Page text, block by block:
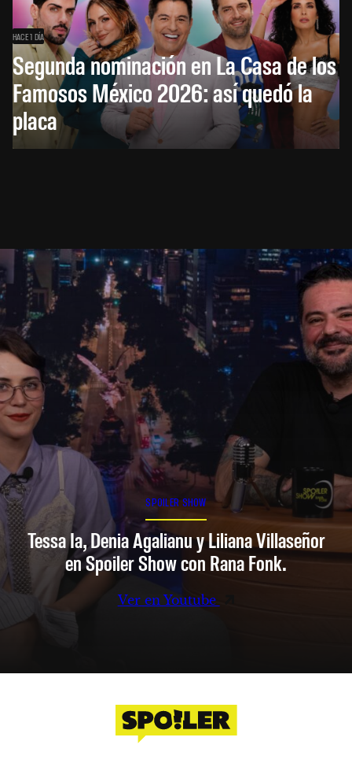
HACE 1 DÍA
Segunda nominación en La Casa de los
Famosos México 2026: así quedó la
placa
SPOILER SHOW
Tessa Ia, Denia Agalianu y Liliana Villaseñor
en Spoiler Show con Rana Fonk.
Ver en Youtube